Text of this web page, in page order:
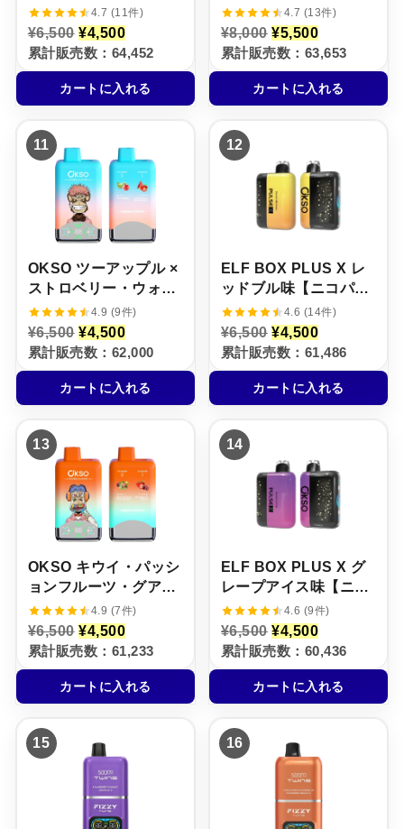
フ】5%
4.7 (11件)
¥6,500 元
の
価
格
は
¥
5
0
0
で
し
た
。
¥4,500現
在
の
価
格
は
,
5
0
0
で
す
累計販売数：64,452
カートに入れる
ラズベリーキャンディ
ー【ニコパフ】5%
4.7 (13件)
¥8,000 元
の
価
格
は
¥
0
0
で
し
。
¥5,500現
在
の
価
格
は
5
0
0
で
す
。
累計販売数：63,653
カートに入れる
11
OKSO ツーアップル ×
ストロベリー・ウォー
ターメロン【ニコパ
フ】5%
4.9 (9件)
¥6,500 元
の
価
格
は
¥
5
0
0
で
し
た
。
¥4,500現
在
の
価
格
は
,
5
0
0
で
す
累計販売数：62,000
カートに入れる
12
ELF BOX PLUS X レ
ッドブル味【ニコパ
フ】5%
4.6 (14件)
¥6,500 元
の
価
格
は
¥
0
0
で
し
。
¥4,500現
在
の
価
格
は
5
0
0
で
す
。
累計販売数：61,486
カートに入れる
13
OKSO キウイ・パッシ
ョンフルーツ・グアバ
× ストロベリー・チェ
リー【ニコパフ】5%
4.9 (7件)
¥6,500 元
の
価
格
は
¥
0
し
た
¥4,500現
在
の
価
格
は
5
で
累計販売数：61,233
カートに入れる
14
ELF BOX PLUS X グ
レープアイス味【ニコ
パフ】5%4.6 (9件)
¥6,500 元
の
価
格
は
¥
0
で
し
た
¥4,500現
在
の
価
格
は
5
で
累計販売数：60,436
カートに入れる
15 16